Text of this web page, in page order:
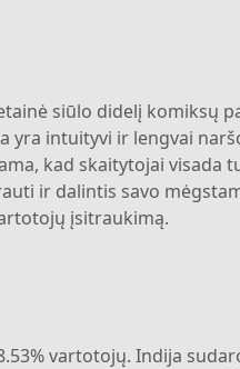
siūlo didelį komiksų
yra intuityvi ir lengvai
kad skaitytojai visada
ir dalintis savo
įsitraukimą.
vartotojų. Indija